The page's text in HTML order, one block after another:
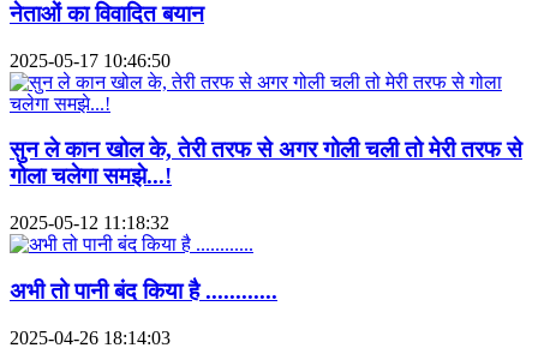
नेताओं का विवादित बयान
2025-05-17 10:46:50
सुन ले कान खोल के, तेरी तरफ से अगर गोली चली तो मेरी तरफ से
गोला चलेगा समझे...!
2025-05-12 11:18:32
अभी तो पानी बंद किया है ............
2025-04-26 18:14:03